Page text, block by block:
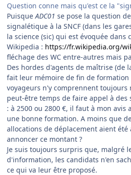
Question conne mais qu'est ce la
PuisqueADC01 se pose la question
signalétique à la SNCF (dans les
la science (sic) qui est évoquée dans
Wikipedia : https://fr.wikipedia.org/
fléchage des WC entre-autres mais
Des hordes d'agents de maîtrise (de
fait leur mémoire de fin de formation
voyageurs n'y comprennent toujours
peut-être temps de faire appel à des
: à 2500 ou 2800 €, il faut à mon avis
une bonne formation. A moins que
allocations de déplacement aient
annoncer ce montant ?
Je suis toujours surpris que, malgré
d'information, les candidats n'en
ce qui va leur être proposé.